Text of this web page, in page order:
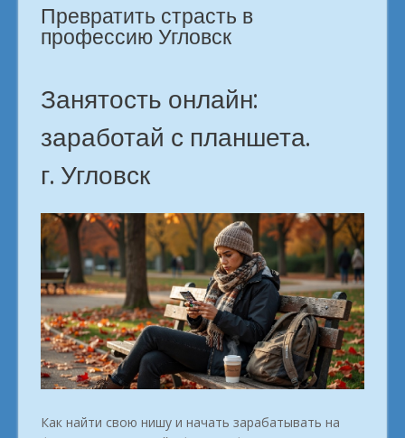
получить
профессию
Превратить страсть в
профессию Угловск
Занятость онлайн:
заработай с планшета.
г. Угловск
Как найти свою нишу и начать зарабатывать на